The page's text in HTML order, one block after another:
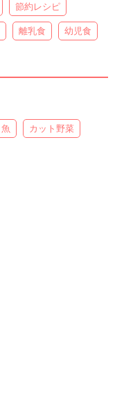
節約レシピ
離乳食 幼児食
魚 カット野菜